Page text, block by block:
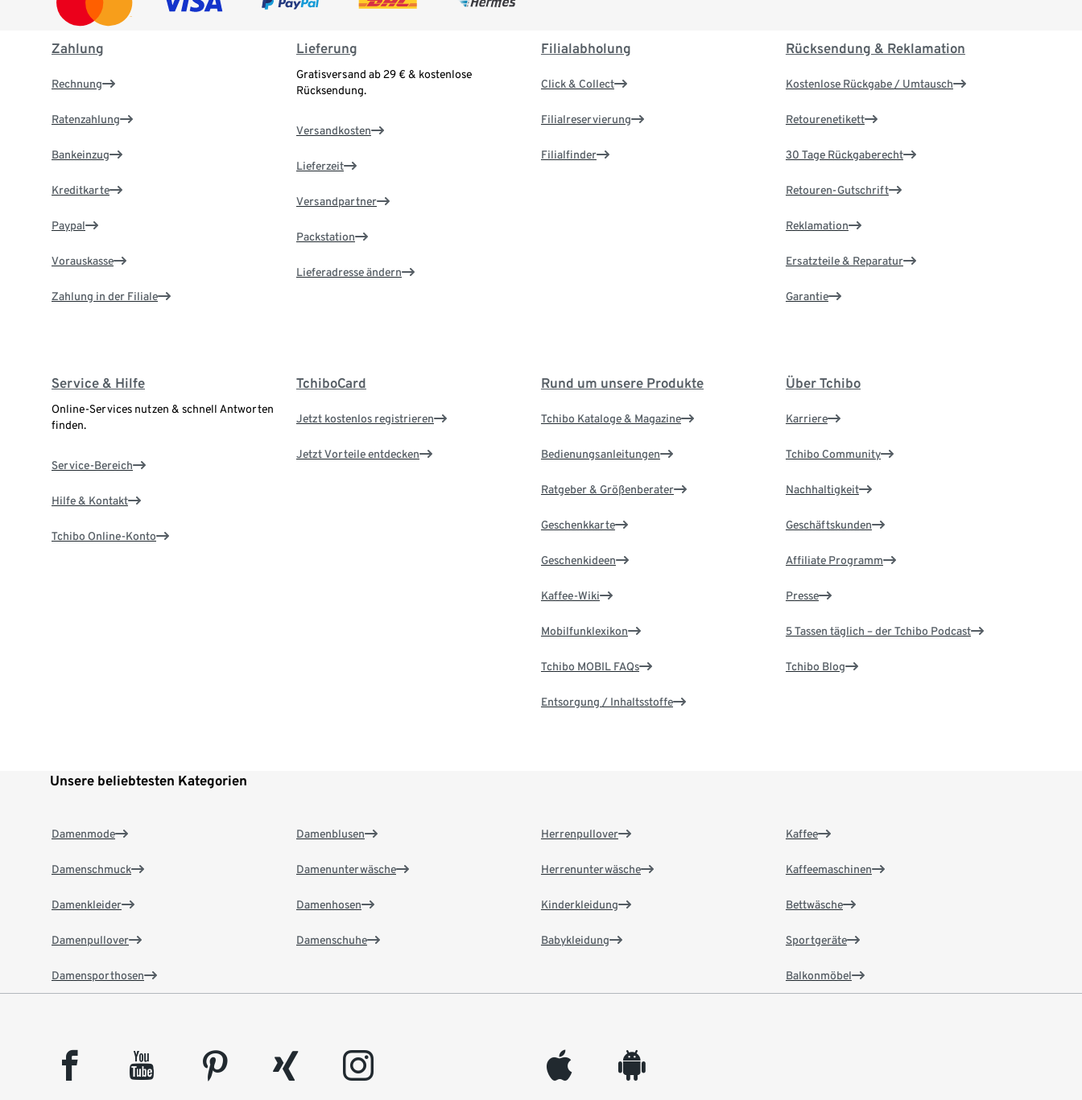
Zahlung
Rechnung
Ratenzahlung
Bankeinzug
Kreditkarte
Paypal
Vorauskasse
Zahlung in der Filiale
Lieferung
Gratisversand ab 29 € & kostenlose
Rücksendung.
Versandkosten
Lieferzeit
Versandpartner
Packstation
Lieferadresse ändern
Filialabholung
Click & Collect
Filialreservierung
Filialfinder
Rücksendung & Reklamation
Kostenlose Rückgabe / Umtausch
Retourenetikett
30 Tage Rückgaberecht
Retouren-Gutschrift
Reklamation
Ersatzteile & Reparatur
Garantie
Service & Hilfe
Online-Services nutzen & schnell Antworten
finden.
Service-Bereich
Hilfe & Kontakt
Tchibo Online-Konto
TchiboCard
Jetzt kostenlos registrieren
Jetzt Vorteile entdecken
Rund um unsere Produkte
Tchibo Kataloge & Magazine
Bedienungsanleitungen
Ratgeber & Größenberater
Geschenkkarte
Geschenkideen
Kaffee-Wiki
Mobilfunklexikon
Tchibo MOBIL FAQs
Entsorgung / Inhaltsstoffe
Über Tchibo
Karriere
Tchibo Community
Nachhaltigkeit
Geschäftskunden
Affiliate Programm
Presse
5 Tassen täglich – der Tchibo Podcast
Tchibo Blog
Unsere beliebtesten Kategorien
Damenmode
Damenschmuck
Damenkleider
Damenpullover
Damensporthosen
Damenblusen
Damenunterwäsche
Damenhosen
Damenschuhe
Herrenpullover
Herrenunterwäsche
Kinderkleidung
Babykleidung
Kaffee
Kaffeemaschinen
Bettwäsche
Sportgeräte
Balkonmöbel
facebook youtube pinterest xing instagram appleinc android